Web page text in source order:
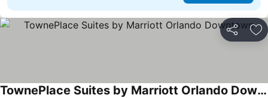
Partilhar
TownePlace Suites by Marriott Orlando Downtown